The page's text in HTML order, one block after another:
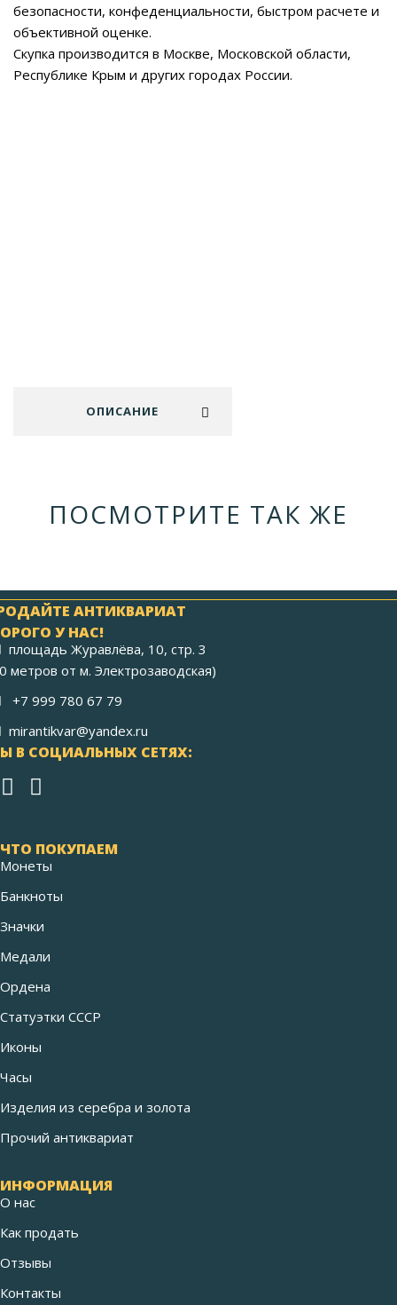
безопасности, конфеденциальности, быстром расчете и
объективной оценке.
Скупка производится в Москве, Московской области,
Республике Крым и других городах России.
ОПИСАНИЕ
ПОСМОТРИТЕ ТАК ЖЕ
АНТИКВАРИАТ
У НАС!
площадь Журавлёва, 10, стр. 3
метров от м. Электрозаводская)
+7 999 780 67 79
mirantikvar@yandex.ru
В СОЦИАЛЬНЫХ СЕТЯХ:
ЧТО ПОКУПАЕМ
Монеты
Банкноты
Значки
Медали
Ордена
Статуэтки СССР
Иконы
Часы
Изделия из серебра и золота
Прочий антиквариат
ИНФОРМАЦИЯ
О нас
Как продать
Отзывы
Контакты